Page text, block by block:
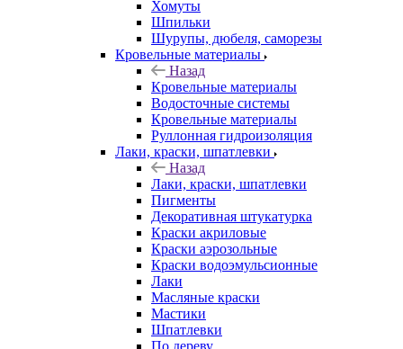
Хомуты
Шпильки
Шурупы, дюбеля, саморезы
Кровельные материалы
Назад
Кровельные материалы
Водосточные системы
Кровельные материалы
Руллонная гидроизоляция
Лаки, краски, шпатлевки
Назад
Лаки, краски, шпатлевки
Пигменты
Декоративная штукатурка
Краски акриловые
Краски аэрозольные
Краски водоэмульсионные
Лаки
Масляные краски
Мастики
Шпатлевки
По дереву